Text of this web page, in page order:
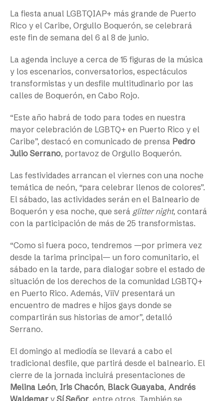
La fiesta anual LGBTQIAP+ más grande de Puerto
Rico y el Caribe, Orgullo Boquerón, se celebrará
este fin de semana del 6 al 8 de junio.
La agenda incluye a cerca de 15 figuras de la música
y los escenarios, conversatorios, espectáculos
transformistas y un desfile multitudinario por las
calles de Boquerón, en Cabo Rojo.
“Este año habrá de todo para todes en nuestra
mayor celebración de LGBTQ+ en Puerto Rico y el
Caribe”, destacó en comunicado de prensa Pedro
Julio Serrano, portavoz de Orgullo Boquerón.
Las festividades arrancan el viernes con una noche
temática de neón, “para celebrar llenos de colores”.
El sábado, las actividades serán en el Balneario de
Boquerón y esa noche, que será glitter night, contará
con la participación de más de 25 transformistas.
“Como si fuera poco, tendremos —por primera vez
desde la tarima principal— un foro comunitario, el
sábado en la tarde, para dialogar sobre el estado de
situación de los derechos de la comunidad LGBTQ+
en Puerto Rico. Además, ViiV presentará un
encuentro de madres e hijos gays donde se
compartirán sus historias de amor”, detalló
Serrano.
El domingo al mediodía se llevará a cabo el
tradicional desfile, que partirá desde el balneario. El
cierre de la jornada incluirá presentaciones de
Melina León, Iris Chacón, Black Guayaba, Andrés
Waldemary Sí Señor, entre otros. También se